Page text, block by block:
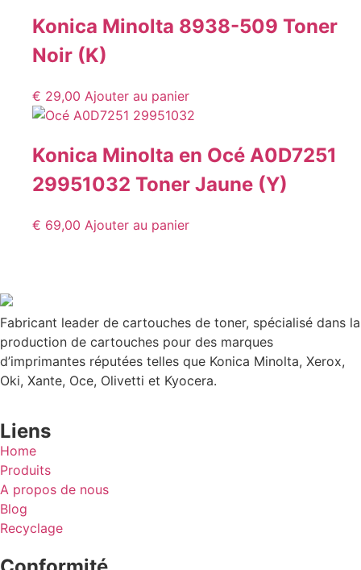
Konica Minolta 8938-509 Toner
Noir (K)
€ 29,00 Ajouter au panier
Konica Minolta en Océ A0D7251
29951032 Toner Jaune (Y)
€ 69,00 Ajouter au panier
Fabricant leader de cartouches de toner, spécialisé dans la
production de cartouches pour des marques
d’imprimantes réputées telles que Konica Minolta, Xerox,
Oki, Xante, Oce, Olivetti et Kyocera.
Liens
Home
Produits
A propos de nous
Blog
Recyclage